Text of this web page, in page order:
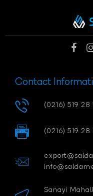
Contact
(0216) 519 28
(0216) 519 28
Sanayi